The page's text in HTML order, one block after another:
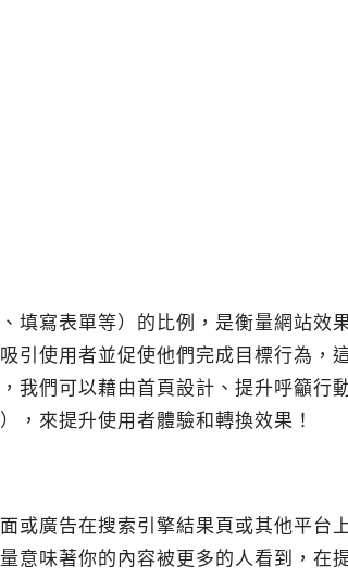
填寫表單等）的比例，是衡量網站效
引使用者並促使他們完成目標行為，
我們可以藉由首頁設計、提升呼籲行
，來提升使用者體驗和轉換效果！
或廣告在搜索引擎結果頁或其他平台
意味著你的內容被更多的人看到，在